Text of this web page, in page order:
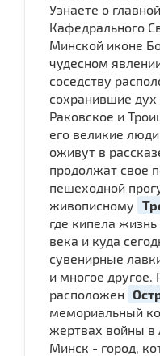
Узнаете о
Кафедрального
Минской иконе
чудесном
соседству
сохранившие
Раковское и
его великие
оживут в
продолжат свое
пешеходной
живописному
где кипела
века и куда
сувенирные
и многое другое.
расположен
мемориальный
жертвах войны в
Минск - город,